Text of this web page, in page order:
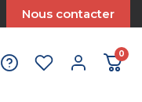
paiement par
Nous contacter
0